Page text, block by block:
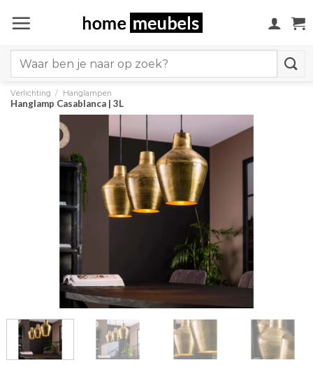
naar
for:
Verlichting / Hanglampen
Hanglamp Casablanca | 3L